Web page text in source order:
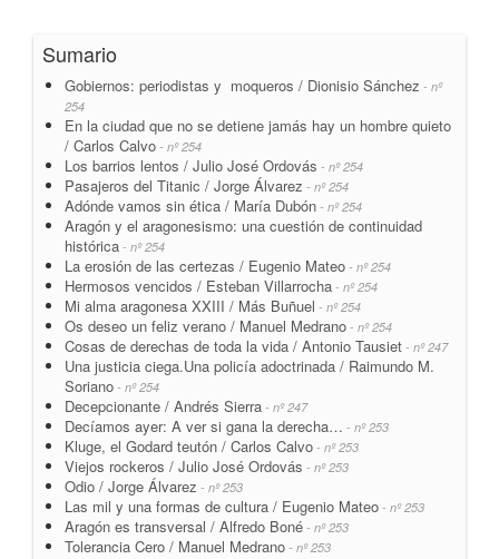
Sumario
Gobiernos: periodistas y moqueros / Dionisio Sánchez - nº
254
En la ciudad que no se detiene jamás hay un hombre quieto
/ Carlos Calvo - nº 254
Los barrios lentos / Julio José Ordovás - nº 254
Pasajeros del Titanic / Jorge Álvarez - nº 254
Adónde vamos sin ética / María Dubón - nº 254
Aragón y el aragonesismo: una cuestión de continuidad
histórica - nº 254
La erosión de las certezas / Eugenio Mateo - nº 254
Hermosos vencidos / Esteban Villarrocha - nº 254
Mi alma aragonesa XXIII / Más Buñuel - nº 254
Os deseo un feliz verano / Manuel Medrano - nº 254
Cosas de derechas de toda la vida / Antonio Tausiet - nº 247
Una justicia ciega.Una policía adoctrinada / Raimundo M.
Soriano - nº 254
Decepcionante / Andrés Sierra - nº 247
Decíamos ayer: A ver si gana la derecha… - nº 253
Kluge, el Godard teutón / Carlos Calvo - nº 253
Viejos rockeros / Julio José Ordovás - nº 253
Odio / Jorge Álvarez - nº 253
Las mil y una formas de cultura / Eugenio Mateo - nº 253
Aragón es transversal / Alfredo Boné - nº 253
Tolerancia Cero / Manuel Medrano - nº 253